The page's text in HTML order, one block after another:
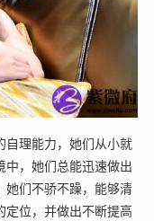
自理能力，她们从小就
中，她们总能迅速做出
她们不骄不躁，能够清
定位，并做出不断提高